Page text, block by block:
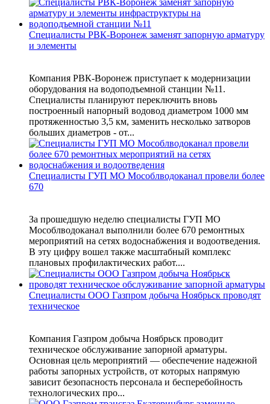
Специалисты РВК-Воронеж заменят запорную арматуру
и элементы
Компания РВК-Воронеж приступает к модернизации
оборудования на водоподъемной станции №11.
Специалисты планируют переключить вновь
построенный напорный водовод диаметром 1000 мм
протяженностью 3,5 км, заменить несколько затворов
больших диаметров - от...
Специалисты ГУП МО Мособлводоканал провели более
670
За прошедшую неделю специалисты ГУП МО
Мособлводоканал выполнили более 670 ремонтных
мероприятий на сетях водоснабжения и водоотведения.
В эту цифру вошел также масштабный комплекс
плановых профилактических работ....
Специалисты ООО Газпром добыча Ноябрьск проводят
техническое
Компания Газпром добыча Ноябрьск проводит
техническое обслуживание запорной арматуры.
Основная цель мероприятий — обеспечение надежной
работы запорных устройств, от которых напрямую
зависит безопасность персонала и бесперебойность
технологических про...